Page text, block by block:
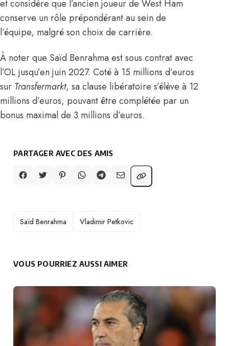
et considère que l’ancien joueur de West Ham
conserve un rôle prépondérant au sein de
l’équipe, malgré son choix de carrière.
À noter que Saïd Benrahma est sous contrat avec
l’OL jusqu’en juin 2027. Coté à 15 millions d’euros
sur Transfermarkt, sa clause libératoire s’élève à 12
millions d’euros, pouvant être complétée par un
bonus maximal de 3 millions d’euros.
PARTAGER AVEC DES AMIS
TAGS
Saïd Benrahma Vladimir Petkovic
VOUS POURRIEZ AUSSI AIMER